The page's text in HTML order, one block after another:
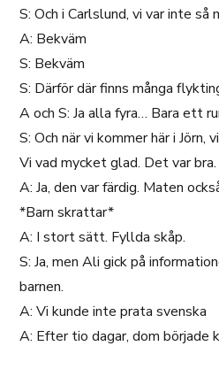
S: Och i Carlslund, vi var inte så
A: Bekväm
S: Bekväm
S: Därför där finns många
A och S: Ja alla fyra… Bara ett
S: Och när vi kommer här i
Vi vad mycket glad. Det var bra.
A: Ja, den var färdig. Maten
*Barn skrattar*
A: I stort sätt. Fyllda skåp.
S: Ja, men Ali gick på
barnen.
A: Vi kunde inte prata svenska
A: Efter tio dagar, dom började